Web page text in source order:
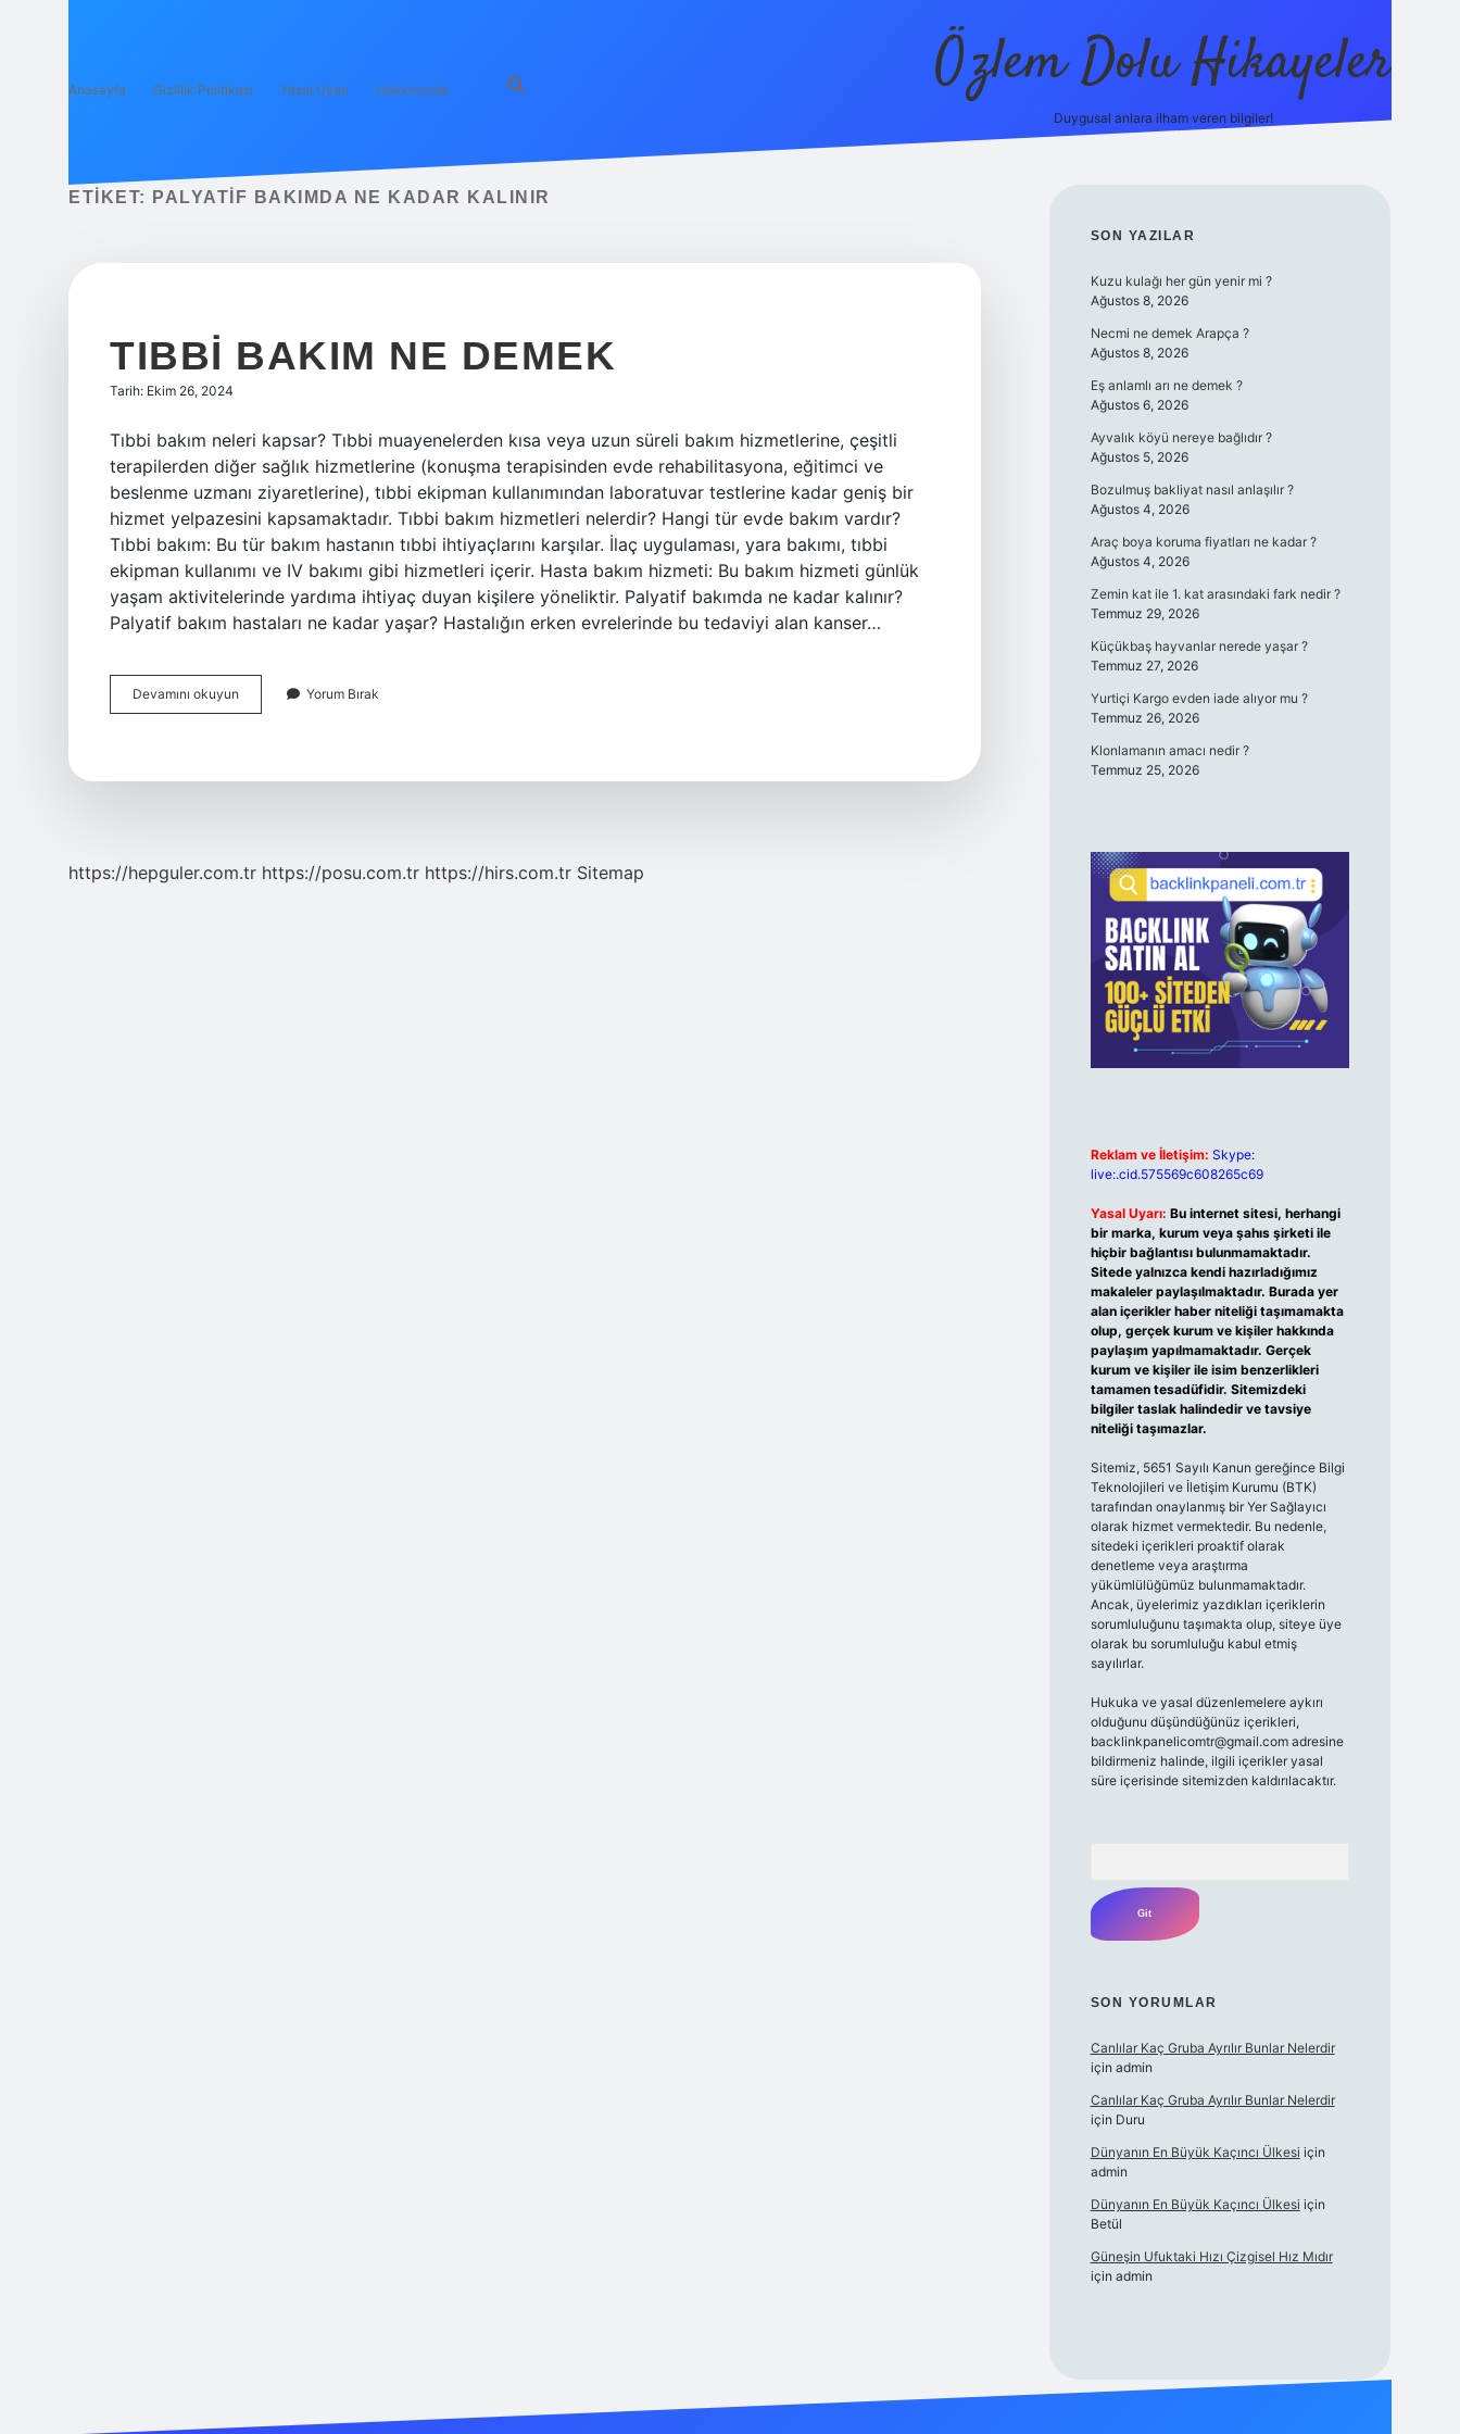
Anasayfa Gizlilik Politikası Yasal Uyarı Hakkımızda Özlem Dolu Hikayeler
Duygusal anlara ilham veren bilgiler!
ETIKET: PALYATIF BAKIMDA NE KADAR KALINIR
TIBBI BAKIM NE DEMEK
Tarih: Ekim 26, 2024
Tıbbi bakım neleri kapsar? Tıbbi muayenelerden kısa veya uzun süreli bakım hizmetlerine, çeşitli
terapilerden diğer sağlık hizmetlerine (konuşma terapisinden evde rehabilitasyona, eğitimci ve
beslenme uzmanı ziyaretlerine), tıbbi ekipman kullanımından laboratuvar testlerine kadar geniş bir
hizmet yelpazesini kapsamaktadır. Tıbbi bakım hizmetleri nelerdir? Hangi tür evde bakım vardır?
Tıbbi bakım: Bu tür bakım hastanın tıbbi ihtiyaçlarını karşılar. İlaç uygulaması, yara bakımı, tıbbi
ekipman kullanımı ve IV bakımı gibi hizmetleri içerir. Hasta bakım hizmeti: Bu bakım hizmeti günlük
yaşam aktivitelerinde yardıma ihtiyaç duyan kişilere yöneliktir. Palyatif bakımda ne kadar kalınır?
Palyatif bakım hastaları ne kadar yaşar? Hastalığın erken evrelerinde bu tedaviyi alan kanser…
Devamını okuyun
Bakım
Yorum Bırak
https://hepguler.com.tr https://posu.com.tr https://hirs.com.tr Sitemap
SIDEBAR
SON YAZILAR
Kuzu kulağı her gün yenir mi ?
Ağustos 8, 2026
Necmi ne demek Arapça ?
Ağustos 8, 2026
Eş anlamlı arı ne demek ?
Ağustos 6, 2026
Ayvalık köyü nereye bağlıdır ?
Ağustos 5, 2026
Bozulmuş bakliyat nasıl anlaşılır ?
Ağustos 4, 2026
Araç boya koruma fiyatları ne kadar ?
Ağustos 4, 2026
Zemin kat ile 1. kat arasındaki fark nedir ?
Temmuz 29, 2026
Küçükbaş hayvanlar nerede yaşar ?
Temmuz 27, 2026
Yurtiçi Kargo evden iade alıyor mu ?
Temmuz 26, 2026
Klonlamanın amacı nedir ?
Temmuz 25, 2026
Reklam ve İletişim: Skype:
live:.cid.575569c608265c69
Yasal Uyarı: Bu internet sitesi, herhangi
bir marka, kurum veya şahıs şirketi ile
hiçbir bağlantısı bulunmamaktadır.
Sitede yalnızca kendi hazırladığımız
makaleler paylaşılmaktadır. Burada yer
alan içerikler haber niteliği taşımamakta
olup, gerçek kurum ve kişiler hakkında
paylaşım yapılmamaktadır. Gerçek
kurum ve kişiler ile isim benzerlikleri
tamamen tesadüfidir. Sitemizdeki
bilgiler taslak halindedir ve tavsiye
niteliği taşımazlar.
Sitemiz, 5651 Sayılı Kanun gereğince Bilgi
Teknolojileri ve İletişim Kurumu (BTK)
tarafından onaylanmış bir Yer Sağlayıcı
olarak hizmet vermektedir. Bu nedenle,
sitedeki içerikleri proaktif olarak
denetleme veya araştırma
yükümlülüğümüz bulunmamaktadır.
Ancak, üyelerimiz yazdıkları içeriklerin
sorumluluğunu taşımakta olup, siteye üye
olarak bu sorumluluğu kabul etmiş
sayılırlar.
Hukuka ve yasal düzenlemelere aykırı
olduğunu düşündüğünüz içerikleri,
backlinkpanelicomtr@gmail.comadresine
bildirmeniz halinde, ilgili içerikler yasal
süre içerisinde sitemizden kaldırılacaktır.
SON YORUMLAR
Canlılar Kaç Gruba Ayrılır Bunlar Nelerdir
için admin
Canlılar Kaç Gruba Ayrılır Bunlar Nelerdir
için Duru
Dünyanın En Büyük Kaçıncı Ülkesi için
admin
Dünyanın En Büyük Kaçıncı Ülkesi için
Betül
Güneşin Ufuktaki Hızı Çizgisel Hız Mıdır
için admin